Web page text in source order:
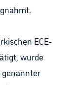
ECE-
wurde
genannter